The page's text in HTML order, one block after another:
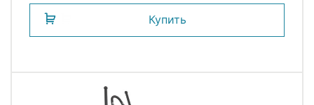
Купить